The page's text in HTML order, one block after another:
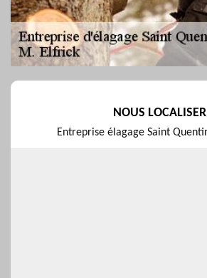
NOUS LOCALISER
Entreprise élagage Saint